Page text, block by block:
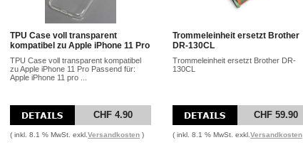
TPU Case voll transparent
kompatibel zu Apple iPhone 11 Pro
TPU Case voll transparent kompatibel
zu Apple iPhone 11 Pro Passend für:
Apple iPhone 11 pro ...
CHF 4.90
( inkl. 8.1 % MwSt. exkl. Versandkosten )
Trommeleinheit ersetzt Brother
DR-130CL
Trommeleinheit ersetzt Brother DR-
130CL
CHF 59.90
( inkl. 8.1 % MwSt. exkl. Versandkosten